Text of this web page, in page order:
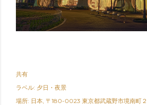
共有
ラベル: 夕日・夜景
場所: 日本, 〒180-0023 東京都武蔵野市境南町